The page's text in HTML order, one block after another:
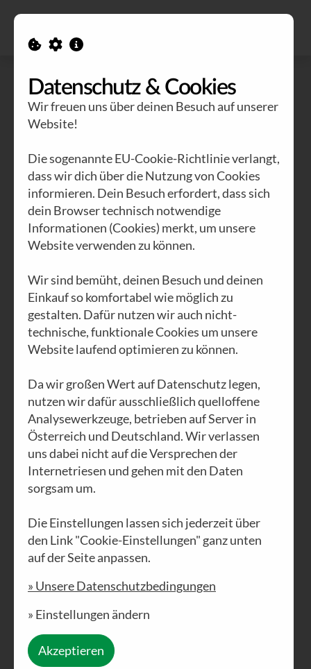
Brennstoff 71a
PDF DOWNLOAD
Datenschutz & Cookies
Wir freuen uns über deinen Besuch auf unserer
Website!
Die sogenannte EU-Cookie-Richtlinie verlangt,
dass wir dich über die Nutzung von Cookies
informieren. Dein Besuch erfordert, dass sich
dein Browser technisch notwendige
Informationen (Cookies) merkt, um unsere
Website verwenden zu können.
Wir sind bemüht, deinen Besuch und deinen
Einkauf so komfortabel wie möglich zu
gestalten. Dafür nutzen wir auch nicht-
technische, funktionale Cookies um unsere
Website laufend optimieren zu können.
Da wir großen Wert auf Datenschutz legen,
nutzen wir dafür ausschließlich quelloffene
Analysewerkzeuge, betrieben auf Server in
Österreich und Deutschland. Wir verlassen
uns dabei nicht auf die Versprechen der
Internetriesen und gehen mit den Daten
sorgsam um.
Die Einstellungen lassen sich jederzeit über
den Link "Cookie-Einstellungen" ganz unten
auf der Seite anpassen.
» Unsere Datenschutzbedingungen
» Einstellungen ändern
Akzeptieren